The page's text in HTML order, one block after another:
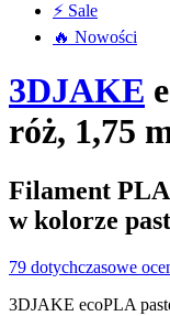
⚡ Sale
🔥 Nowości
3DJAKE
róż, 1,75
Filament
w kolorze
79 dotychczasowe
3DJAKE ecoPLA